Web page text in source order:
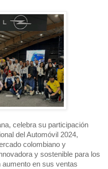
celebra su participación
del Automóvil 2024,
colombiano y
y sostenible para los
en sus ventas